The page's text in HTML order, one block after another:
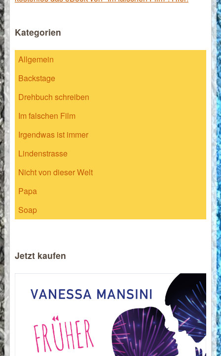
Kategorien
Allgemein
Backstage
Drehbuch schreiben
Im falschen Film
Irgendwas ist immer
Lindenstrasse
Nicht von dieser Welt
Papa
Soap
Jetzt kaufen